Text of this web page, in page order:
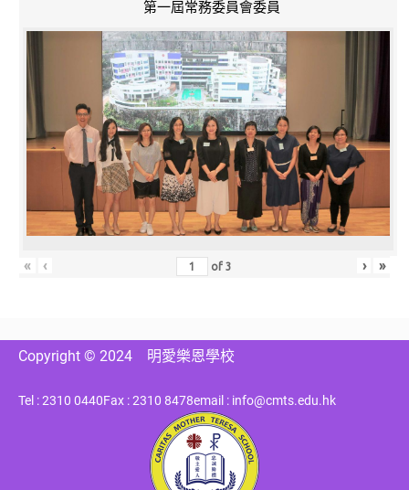
第一屆常務委員會委員
« ‹ of3 › »
Copyright © 2024 明愛樂恩學校
Tel : 2310 0440Fax : 2310 8478email : info@cmts.edu.hk